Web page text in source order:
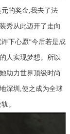
的奖金,我去了法
秀从此迈开了走向
下心愿“今后若是成
人实现梦想。所以
助力世界顶级时尚
深圳,使之成为全球
。